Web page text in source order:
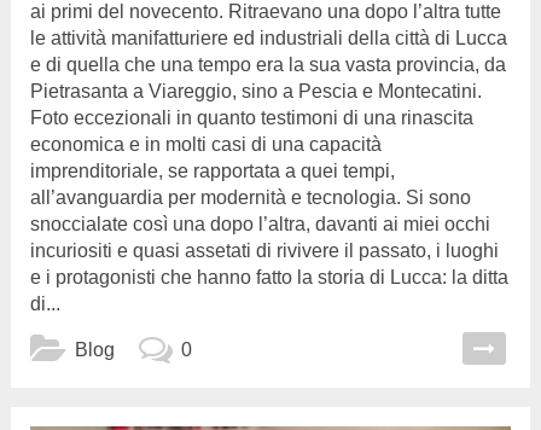
ai primi del novecento. Ritraevano una dopo l’altra tutte
le attività manifatturiere ed industriali della città di Lucca
e di quella che una tempo era la sua vasta provincia, da
Pietrasanta a Viareggio, sino a Pescia e Montecatini.
Foto eccezionali in quanto testimoni di una rinascita
economica e in molti casi di una capacità
imprenditoriale, se rapportata a quei tempi,
all’avanguardia per modernità e tecnologia. Si sono
snoccialate così una dopo l’altra, davanti ai miei occhi
incuriositi e quasi assetati di rivivere il passato, i luoghi
e i protagonisti che hanno fatto la storia di Lucca: la ditta
di...
Blog 0